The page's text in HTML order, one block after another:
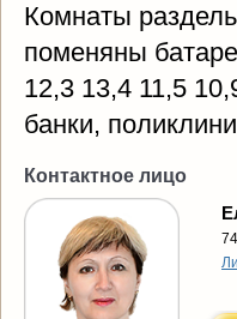
Комнаты
поменяны
12,3 13,4 11,5
банки,
Контактное лицо